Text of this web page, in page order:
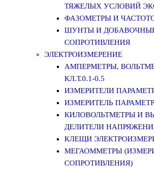
ТЯЖЕЛЫХ УСЛОВИЙ
ФАЗОМЕТРЫ И
ШУНТЫ И
СОПРОТИВЛЕНИЯ
ЭЛЕКТРОИЗМЕРЕНИЕ
АМПЕРМЕТРЫ,
КЛ.Т.0.1-0.5
ИЗМЕРИТЕЛИ
ИЗМЕРИТЕЛЬ
КИЛОВОЛЬТМЕТРЫ И
ДЕЛИТЕЛИ
КЛЕЩИ
МЕГАОММЕТРЫ
СОПРОТИВЛЕНИЯ)